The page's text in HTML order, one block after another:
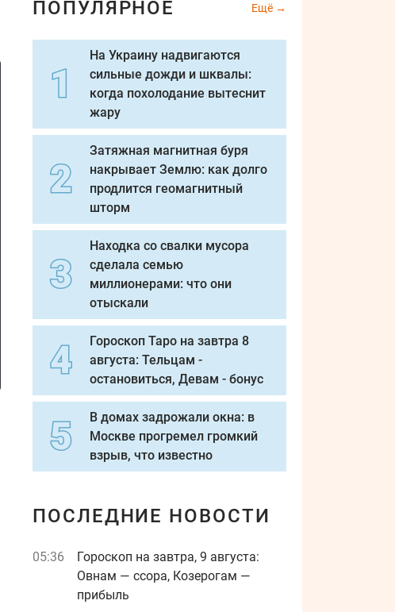
ПОПУЛЯРНОЕ Ещё
На Украину надвигаются
сильные дожди и шквалы:
когда похолодание вытеснит
жару
Затяжная магнитная буря
накрывает Землю: как долго
продлится геомагнитный
шторм
Находка со свалки мусора
сделала семью
миллионерами: что они
отыскали
Гороскоп Таро на завтра 8
августа: Тельцам -
остановиться, Девам - бонус
В домах задрожали окна: в
Москве прогремел громкий
взрыв, что известно
ПОСЛЕДНИЕ НОВОСТИ
05:36
Гороскоп на завтра, 9 августа:
Овнам — ссора, Козерогам —
прибыль